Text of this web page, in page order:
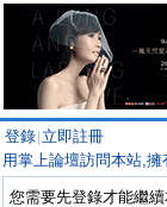
登錄 立即註冊
用掌上論壇訪問本站,
您需要先登錄才能繼